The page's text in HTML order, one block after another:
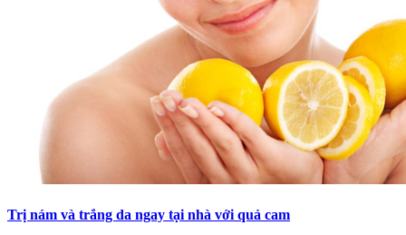
Trị nám và trắng da ngay tại nhà với quả cam